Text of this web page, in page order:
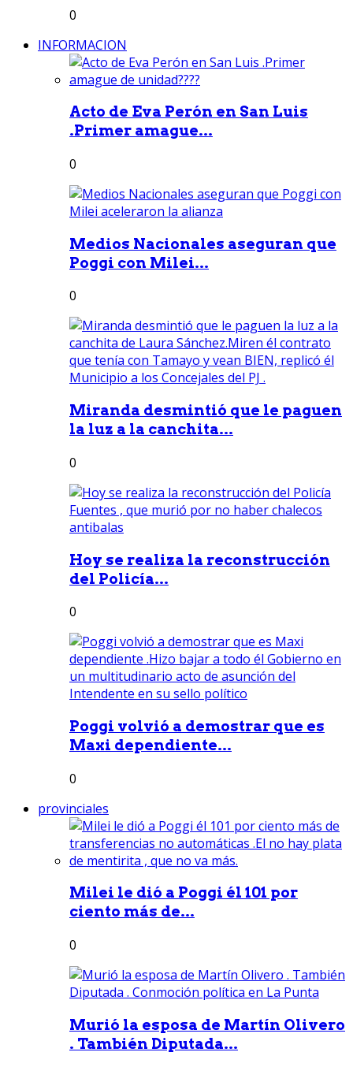
0
INFORMACION
Acto de Eva Perón en San Luis
.Primer amague...
0
Medios Nacionales aseguran que
Poggi con Milei...
0
Miranda desmintió que le paguen
la luz a la canchita...
0
Hoy se realiza la reconstrucción
del Policía...
0
Poggi volvió a demostrar que es
Maxi dependiente...
0
provinciales
Milei le dió a Poggi él 101 por
ciento más de...
0
Murió la esposa de Martín Olivero
. También Diputada...